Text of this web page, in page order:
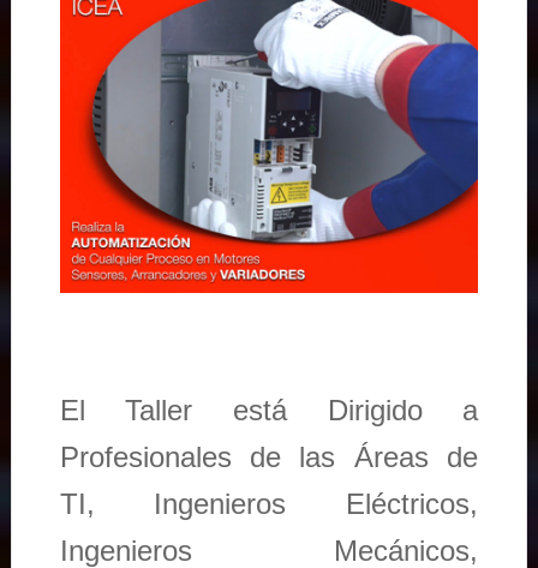
El Taller está Dirigido a
Profesionales de las Áreas de
TI, Ingenieros Eléctricos,
Ingenieros Mecánicos,